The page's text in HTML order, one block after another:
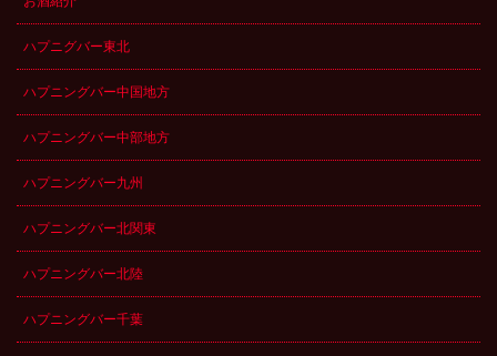
ハプニグバー東北
ハプニングバー中国地方
ハプニングバー中部地方
ハプニングバー九州
ハプニングバー北関東
ハプニングバー北陸
ハプニングバー千葉